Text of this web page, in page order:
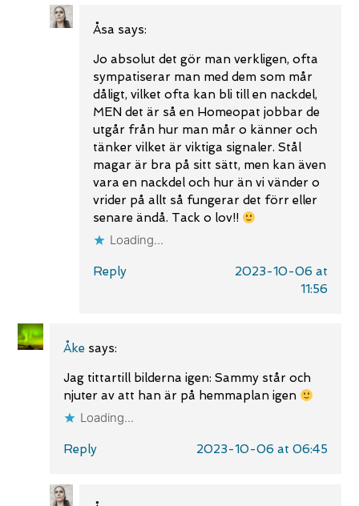
Åsa says:
Jo absolut det gör man verkligen, ofta
sympatiserar man med dem som mår
dåligt, vilket ofta kan bli till en nackdel,
MEN det är så en Homeopat jobbar de
utgår från hur man mår o känner och
tänker vilket är viktiga signaler. Stål
magar är bra på sitt sätt, men kan även
vara en nackdel och hur än vi vänder o
vrider på allt så fungerar det förr eller
senare ändå. Tack o lov!!
Loading...
Reply
2023-10-06 at
11:56
Åke says:
Jag tittartill bilderna igen: Sammy står och
njuter av att han är på hemmaplan igen
Loading...
Reply 2023-10-06 at 06:45